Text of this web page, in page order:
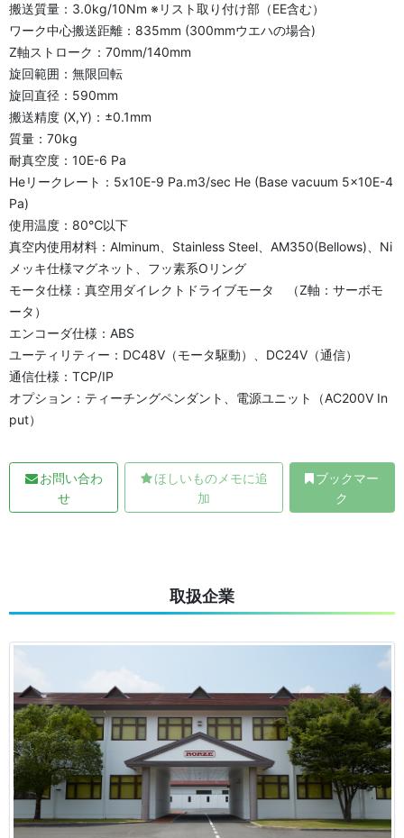
搬送質量：3.0kg/10Nm ※リスト取り付け部（EE含む）
ワーク中心搬送距離：835mm (300mmウエハの場合)
Z軸ストローク：70mm/140mm
旋回範囲：無限回転
旋回直径：590mm
搬送精度 (X,Y)：±0.1mm
質量：70kg
耐真空度：10E-6 Pa
Heリークレート：5x10E-9 Pa.m3/sec He (Base vacuum 5x10E-4
Pa)
使用温度：80℃以下
真空内使用材料：Alminum、Stainless Steel、AM350(Bellows)、Ni
メッキ仕様マグネット、フッ素系Oリング
モータ仕様：真空用ダイレクトドライブモータ （Z軸：サーボモ
ータ）
エンコーダ仕様：ABS
ユーティリティー：DC48V（モータ駆動）、DC24V（通信）
通信仕様：TCP/IP
オプション：ティーチングペンダント、電源ユニット（AC200V In
put）
お問い合わ
せ
ほしいものメモに追
加
ブックマー
ク
取扱企業